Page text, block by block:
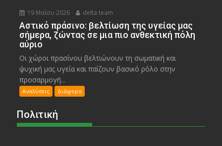
19 Μαΐου 2026 delta team
Αστικό πράσινο: βελτίωση της υγείας μας
σήμερα, ζώντας σε μια πιο ανθεκτική πόλη
αύριο
Οι χώροι πρασίνου βελτιώνουν τη σωματική και
ψυχική μας υγεία και παίζουν βασικό ρόλο στην
προσαρμογή...
Αναλύσεις Διάφορα
Πολιτική